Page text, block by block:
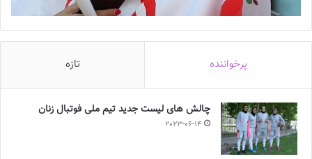
پرخواننده تازه
چالش هاى ليست جدید تيم ملى فوتبال زنان
2023-06-14